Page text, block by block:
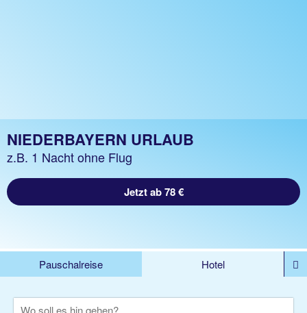
NIEDERBAYERN URLAUB
z.B. 1 Nacht ohne Flug
Jetzt ab 78 €
Pauschalreise
Hotel
Wo soll es hin gehen?